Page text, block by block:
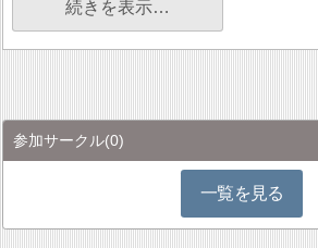
続きを表示…
参加サークル(0)
一覧を見る